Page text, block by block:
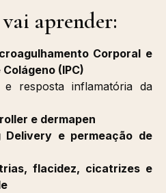
aprender:
Corporal e
(IPC)
e resposta inflamatória da
e dermapen
Delivery e permeação de
flacidez, cicatrizes e